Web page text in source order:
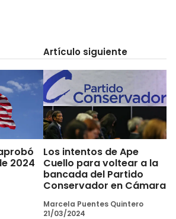
2024
Artículo siguiente
Los intentos de Ape
Cuello para voltear a la
bancada del Partido
Conservador en Cámara
Marcela Puentes Quintero
21/03/2024